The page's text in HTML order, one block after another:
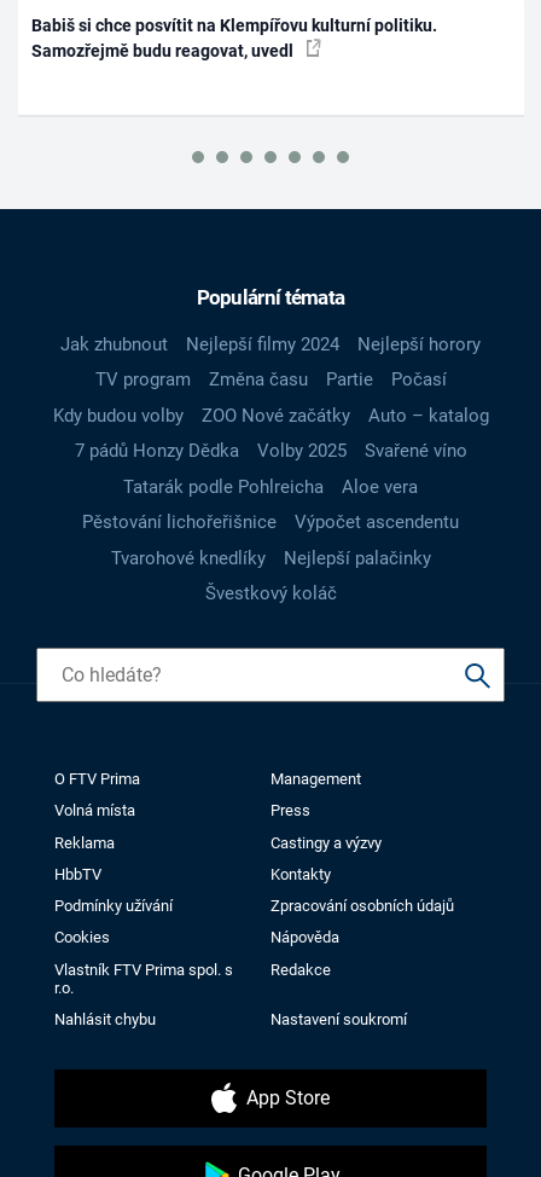
Babiš si chce posvítit na Klempířovu kulturní politiku.
Samozřejmě budu reagovat, uvedl
Populární témata
Jak zhubnout Nejlepší filmy 2024
Nejlepší horory
TV program
Změna času Partie
Počasí
Kdy budou volby
ZOO Nové začátky
Auto – katalog
7 pádů Honzy Dědka
Volby 2025
Svařené víno
Tatarák podle Pohlreicha
Aloe vera
Pěstování lichořeřišnice
Výpočet ascendentu
Tvarohové knedlíky
Nejlepší palačinky
Švestkový koláč
O FTV Prima
Management
Volná místa
Press
Reklama
Castingy a výzvy
HbbTV
Kontakty
Podmínky užívání
Zpracování osobních údajů
Cookies
Nápověda
Vlastník FTV Prima spol. s
r.o.
Redakce
Nahlásit chybu Nastavení soukromí
App Store